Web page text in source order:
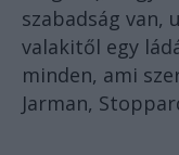
szabadság van,
valakitől egy
minden, ami
Jarman,